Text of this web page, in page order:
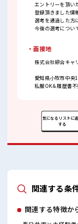
エントリーを頂い
登録頂きました情
選考を通過した方
今後の選考につい
・面接地
株式会社綜合キ
愛知県小牧市中央
私服OK＆履歴書不
気になるリストに
する
関連する条
関連する特徴か